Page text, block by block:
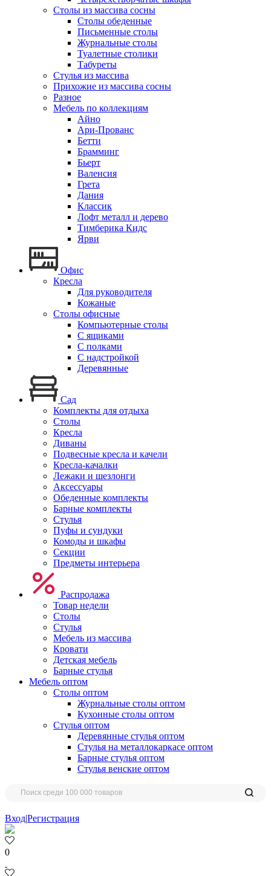
Столы из массива сосны
Столы обеденные
Письменные столы
Журнальные столы
Туалетные столики
Табуреты
Стулья из массива
Прихожие из массива сосны
Разное
Мебель по коллекциям
Айно
Ари-Прованс
Бетти
Брамминг
Бьерт
Валенсия
Грета
Дания
Классик
Лофт металл и дерево
Тимберика Кидс
Ярви
Офис
Кресла
Для руководителя
Кожаные
Столы офисные
Компьютерные столы
С ящиками
С полками
С надстройкой
Деревянные
Сад
Комплекты для отдыха
Столы
Кресла
Диваны
Подвесные кресла и качели
Кресла-качалки
Лежаки и шезлонги
Аксессуары
Обеденные комплекты
Барные комплекты
Стулья
Пуфы и сундуки
Комоды и шкафы
Секции
Предметы интерьера
Распродажа
Товар недели
Столы
Стулья
Мебель из массива
Кровати
Детская мебель
Барные стулья
Мебель оптом
Столы оптом
Журнальные столы оптом
Кухонные столы оптом
Стулья оптом
Деревянные стулья оптом
Стулья на металлокаркасе оптом
Барные стулья оптом
Стулья венские оптом
Вход|Регистрация
0